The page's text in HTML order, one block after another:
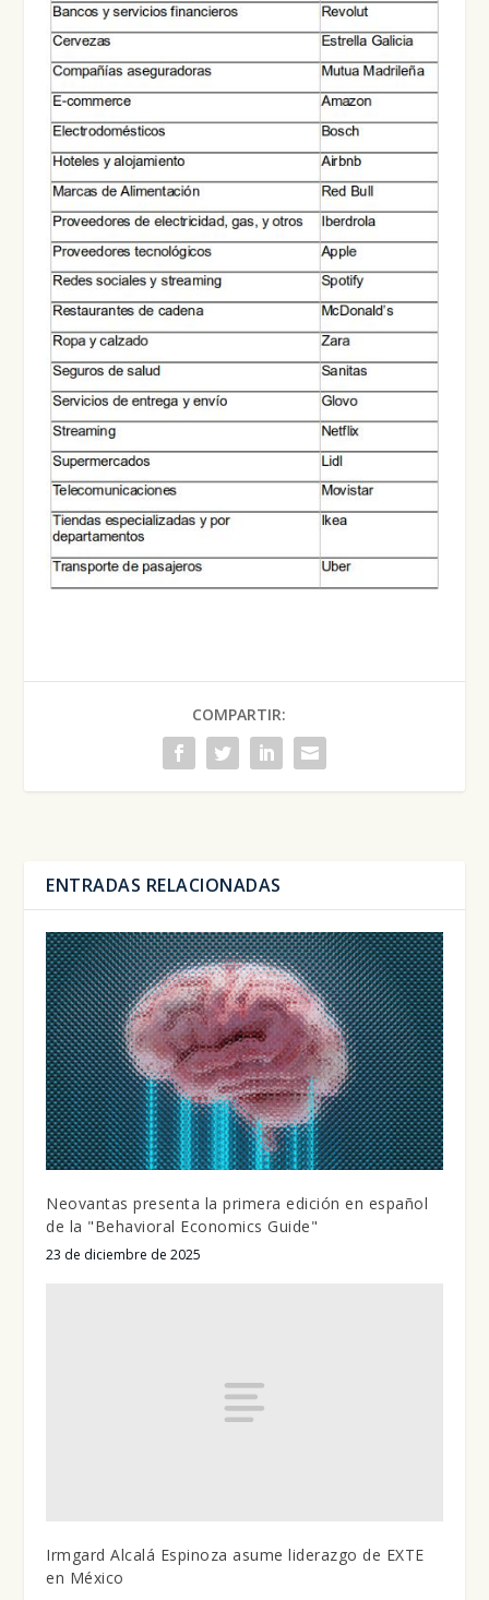
COMPARTIR:
ENTRADAS RELACIONADAS
Neovantas presenta la primera edición en español
de la "Behavioral Economics Guide"
23 de diciembre de 2025
Irmgard Alcalá Espinoza asume liderazgo de EXTE
en México